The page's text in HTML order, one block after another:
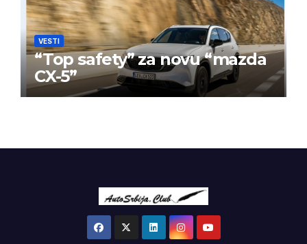
VESTI
“Top safety” za novu “mazda
CX-5”